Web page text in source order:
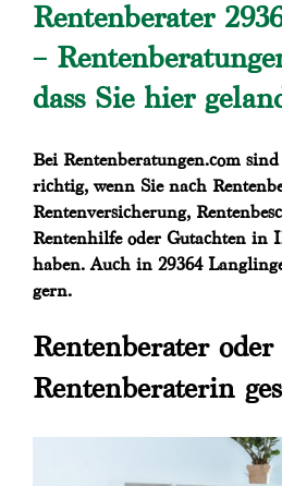
Rentenberater
–
dass Sie hier
Bei Rentenberatungen.com
richtig, wenn Sie nach
Rentenversicherung,
Rentenhilfe oder Gutachten in
haben. Auch in 29364
gern.
Rentenberater oder
Rentenberaterin